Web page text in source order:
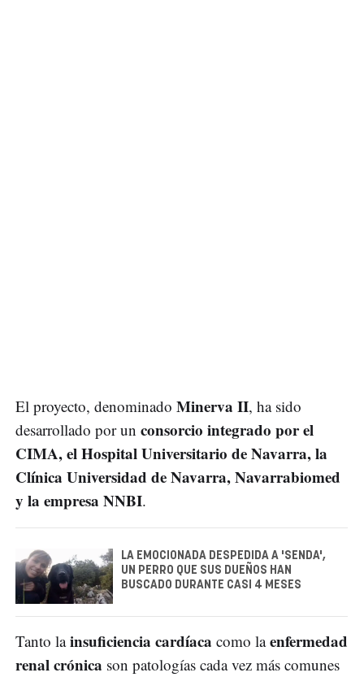
El proyecto, denominado Minerva II, ha sido
desarrollado por un consorcio integrado por el
CIMA, el Hospital Universitario de Navarra, la
Clínica Universidad de Navarra, Navarrabiomed
y la empresa NNBI.
LA EMOCIONADA DESPEDIDA A 'SENDA',
UN PERRO QUE SUS DUEÑOS HAN
BUSCADO DURANTE CASI 4 MESES
Tanto lainsuficiencia cardíaca como laenfermedad
renal crónica son patologías cada vez más comunes